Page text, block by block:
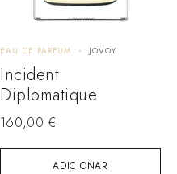
ADICIONAR
EAU DE PARFUM JOVOY
Incident
Diplomatique
160,00 €